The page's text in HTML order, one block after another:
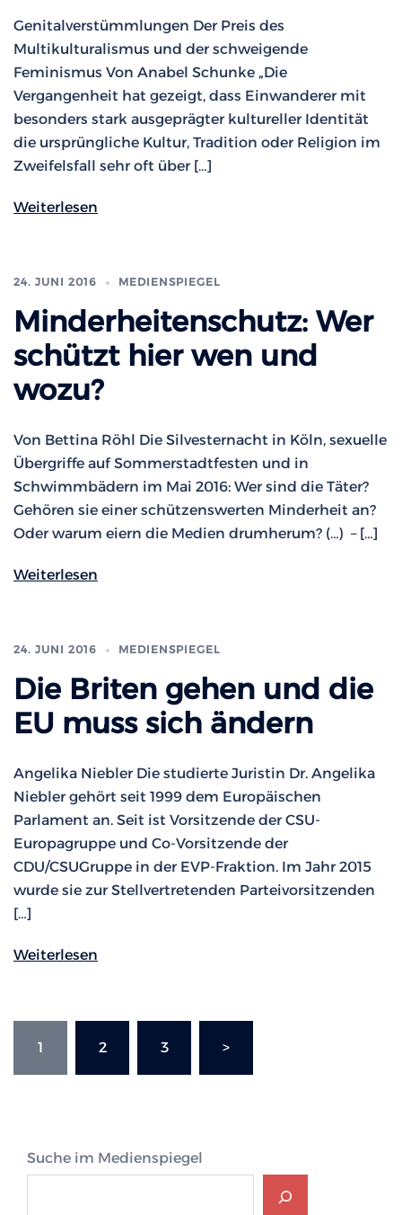
Genitalverstümmlungen Der Preis des
Multikulturalismus und der schweigende
Feminismus Von Anabel Schunke „Die
Vergangenheit hat gezeigt, dass Einwanderer mit
besonders stark ausgeprägter kultureller Identität
die ursprüngliche Kultur, Tradition oder Religion im
Zweifelsfall sehr oft über […]
Weiterlesen
24. JUNI 2016 MEDIENSPIEGEL
Minderheitenschutz: Wer
schützt hier wen und
wozu?
Von Bettina Röhl Die Silvesternacht in Köln, sexuelle
Übergriffe auf Sommerstadtfesten und in
Schwimmbädern im Mai 2016: Wer sind die Täter?
Gehören sie einer schützenswerten Minderheit an?
Oder warum eiern die Medien drumherum? (…) – […]
Weiterlesen
24. JUNI 2016 MEDIENSPIEGEL
Die Briten gehen und die
EU muss sich ändern
Angelika Niebler Die studierte Juristin Dr. Angelika
Niebler gehört seit 1999 dem Europäischen
Parlament an. Seit ist Vorsitzende der CSU-
Europagruppe und Co-Vorsitzende der
CDU/CSUGruppe in der EVP-Fraktion. Im Jahr 2015
wurde sie zur Stellvertretenden Parteivorsitzenden
[…]
Weiterlesen
der
Beiträge
1 2 3 >
Suche im Medienspiegel